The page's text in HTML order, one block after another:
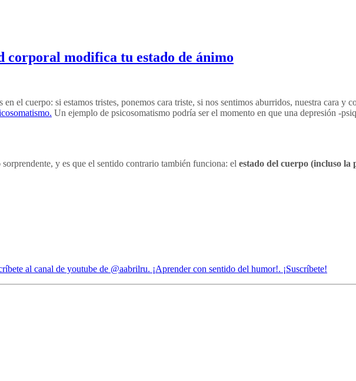
modifica tu estado de ánimo
el cuerpo: si estamos tristes, ponemos cara triste, si nos sentimos aburridos, nuestra cara y
Un ejemplo de psicosomatismo podría ser el momento en que una depresión -
y es que el sentido contrario también funciona: el estado del cuerpo (incluso la